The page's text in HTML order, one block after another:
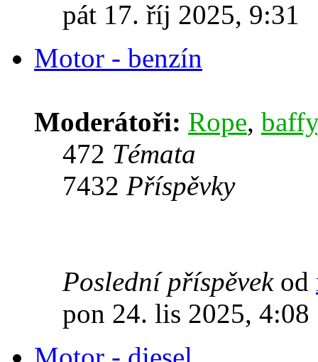
pát 17. říj 2025, 9:31
Motor - benzín
Moderátoři: Rope, baffy
472 Témata
7432 Příspěvky
Poslední příspěvekod
pon 24. lis 2025, 4:08